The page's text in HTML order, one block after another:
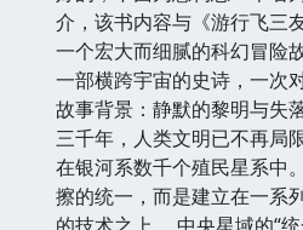
介，该书内容与《游行飞三
一个宏大而细腻的科幻冒险
一部横跨宇宙的史诗，一次
故事背景：静默的黎明与失
三千年，人类文明已不再局
在银河系数千个殖民星系中
擦的统一，而是建立在一系